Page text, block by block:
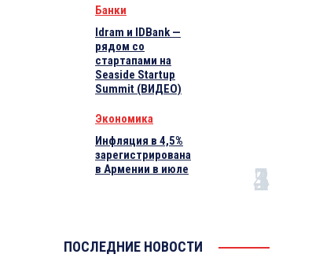
Банки
Idram и IDBank —
рядом со
стартапами на
Seaside Startup
Summit (ВИДЕО)
Экономика
Инфляция в 4,5%
зарегистрирована
в Армении в июле
ПОСЛЕДНИЕ НОВОСТИ